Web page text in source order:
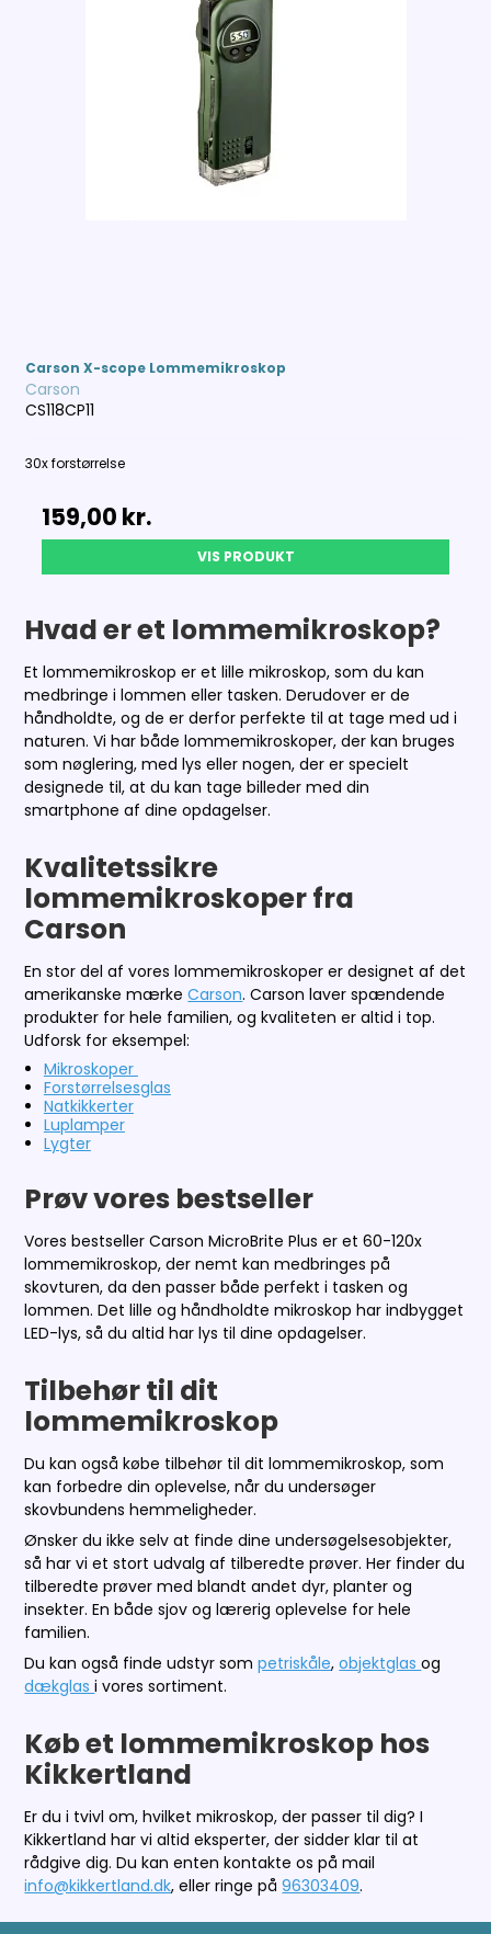
Carson X-scope Lommemikroskop
Carson
CS118CP11
30x forstørrelse
159,00 kr.
VIS PRODUKT
Hvad er et lommemikroskop?
Et lommemikroskop er et lille mikroskop, som du kan
medbringe i lommen eller tasken. Derudover er de
håndholdte, og de er derfor perfekte til at tage med ud i
naturen. Vi har både lommemikroskoper, der kan bruges
som nøglering, med lys eller nogen, der er specielt
designede til, at du kan tage billeder med din
smartphone af dine opdagelser.
Kvalitetssikre
lommemikroskoper fra
Carson
En stor del af vores lommemikroskoper er designet af det
amerikanske mærkeCarson. Carson laver spændende
produkter for hele familien, og kvaliteten er altid i top.
Udforsk for eksempel:
Mikroskoper
Forstørrelsesglas
Natkikkerter
Luplamper
Lygter
Prøv vores bestseller
Vores bestseller Carson MicroBrite Plus er et 60-120x
lommemikroskop, der nemt kan medbringes på
skovturen, da den passer både perfekt i tasken og
lommen. Det lille og håndholdte mikroskop har indbygget
LED-lys, så du altid har lys til dine opdagelser.
Tilbehør til dit
lommemikroskop
Du kan også købe tilbehør til dit lommemikroskop, som
kan forbedre din oplevelse, når du undersøger
skovbundens hemmeligheder.
Ønsker du ikke selv at finde dine undersøgelsesobjekter,
så har vi et stort udvalg af tilberedte prøver. Her finder du
tilberedte prøver med blandt andet dyr, planter og
insekter. En både sjov og lærerig oplevelse for hele
familien.
Du kan også finde udstyr sompetriskåle,objektglasog
dækglasi vores sortiment.
Køb et lommemikroskop hos
Kikkertland
Er du i tvivl om, hvilket mikroskop, der passer til dig? I
Kikkertland har vi altid eksperter, der sidder klar til at
rådgive dig. Du kan enten kontakte os på mail
info@kikkertland.dk, eller ringe på 96303409.